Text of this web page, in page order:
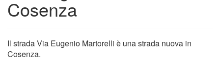
Cosenza
Il strada Via Eugenio Martorelli è una strada nuova in
Cosenza.